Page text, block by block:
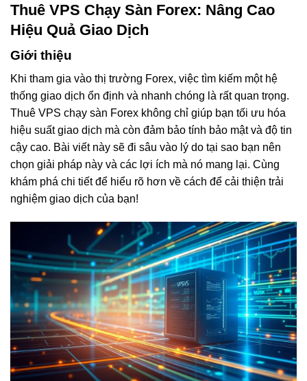
Thuê VPS Chạy Sàn Forex: Nâng Cao
Hiệu Quả Giao Dịch
Giới thiệu
Khi tham gia vào thị trường Forex, việc tìm kiếm một hệ
thống giao dịch ổn định và nhanh chóng là rất quan trọng.
Thuê VPS chạy sàn Forex không chỉ giúp bạn tối ưu hóa
hiệu suất giao dịch mà còn đảm bảo tính bảo mật và độ tin
cậy cao. Bài viết này sẽ đi sâu vào lý do tại sao bạn nên
chọn giải pháp này và các lợi ích mà nó mang lại. Cùng
khám phá chi tiết để hiểu rõ hơn về cách để cải thiện trải
nghiệm giao dịch của bạn!